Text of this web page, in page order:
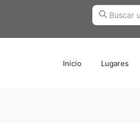
Buscar un ...
Inicio Lugares